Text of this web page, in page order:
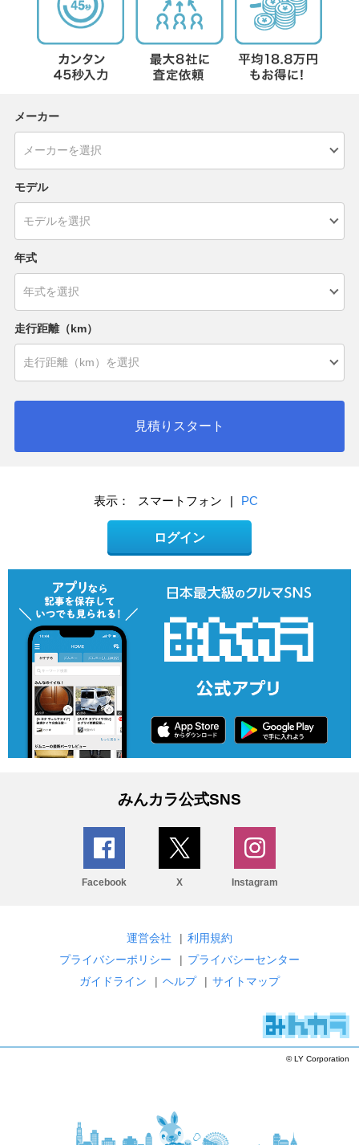
メーカー
モデル
年式
走行距離（km）
見積りスタート
表示： スマートフォン | PC
ログイン
みんカラ公式SNS
Facebook X Instagram
運営会社 | 利用規約
プライバシーポリシー
| プライバシーセンター
ガイドライン
| ヘルプ | サイトマップ
© LY Corporation